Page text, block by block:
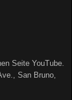
Seite YouTube.
San Bruno,